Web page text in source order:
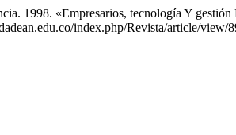
1998. «Empresarios, tecnología Y
index.php/Revista/article/view/